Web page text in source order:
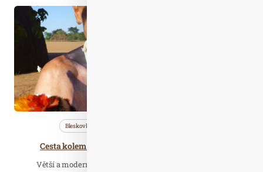
Bleskovky
Cesta kolem světa s veletrhem HOLIDAY WORLD
Větší a modernější HOLIDAY WORLD se bude konat už